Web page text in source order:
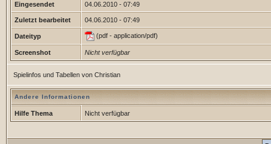
Eingesendet 04.06.2010 - 07:49
Zuletzt bearbeitet 04.06.2010 - 07:49
Dateityp (pdf - application/pdf)
Screenshot Nicht verfügbar
Spielinfos und Tabellen von Christian
Andere Informationen
Hilfe Thema Nicht verfügbar